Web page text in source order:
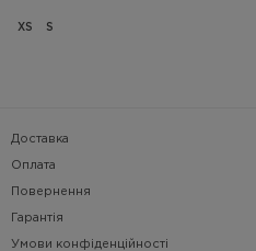
XS S
Доставка
Оплата
Повернення
Гарантія
Умови конфіденційності